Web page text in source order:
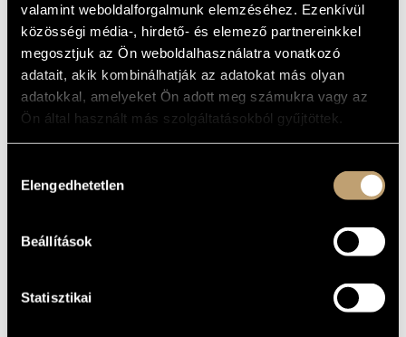
valamint weboldalforgalmunk elemzéséhez. Ezenkívül
közösségi média-, hirdető- és elemező partnereinkkel
megosztjuk az Ön weboldalhasználatra vonatkozó
adatait, akik kombinálhatják az adatokat más olyan
adatokkal, amelyeket Ön adott meg számukra vagy az
Ön által használt más szolgáltatásokból gyűjtöttek.
kiválasztása
Elengedhetetlen
Beállítások
Statisztikai
02 The visitor 7:40
03 Mantra in 5/4
04 Smiling moon
05 Lunar dance
07 Caffeine express 8:04